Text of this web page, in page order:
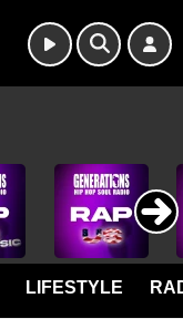
LIFESTYLE